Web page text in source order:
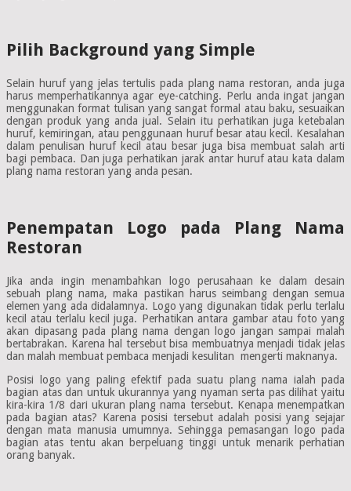
Pilih Background yang Simple
Selain huruf yang jelas tertulis pada plang nama restoran, anda juga
harus memperhatikannya agar eye-catching. Perlu anda ingat jangan
menggunakan format tulisan yang sangat formal atau baku, sesuaikan
dengan produk yang anda jual. Selain itu perhatikan juga ketebalan
huruf, kemiringan, atau penggunaan huruf besar atau kecil. Kesalahan
dalam penulisan huruf kecil atau besar juga bisa membuat salah arti
bagi pembaca. Dan juga perhatikan jarak antar huruf atau kata dalam
plang nama restoran yang anda pesan.
Penempatan Logo pada Plang Nama
Restoran
Jika anda ingin menambahkan logo perusahaan ke dalam desain
sebuah plang nama, maka pastikan harus seimbang dengan semua
elemen yang ada didalamnya. Logo yang digunakan tidak perlu terlalu
kecil atau terlalu kecil juga. Perhatikan antara gambar atau foto yang
akan dipasang pada plang nama dengan logo jangan sampai malah
bertabrakan. Karena hal tersebut bisa membuatnya menjadi tidak jelas
dan malah membuat pembaca menjadi kesulitan mengerti maknanya.
Posisi logo yang paling efektif pada suatu plang nama ialah pada
bagian atas dan untuk ukurannya yang nyaman serta pas dilihat yaitu
kira-kira 1/8 dari ukuran plang nama tersebut. Kenapa menempatkan
pada bagian atas? Karena posisi tersebut adalah posisi yang sejajar
dengan mata manusia umumnya. Sehingga pemasangan logo pada
bagian atas tentu akan berpeluang tinggi untuk menarik perhatian
orang banyak.